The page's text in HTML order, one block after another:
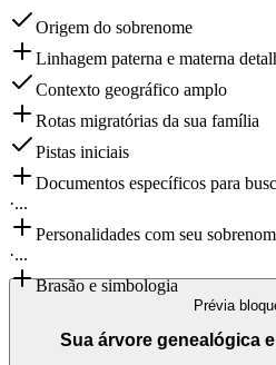
Origem do sobrenome
Linhagem paterna e materna
Contexto geográfico amplo
Rotas migratórias da sua família
Pistas iniciais
Documentos específicos para
·...
Personalidades com seu
·...
Brasão e simbologia
Prévia
Sua árvore genealógica